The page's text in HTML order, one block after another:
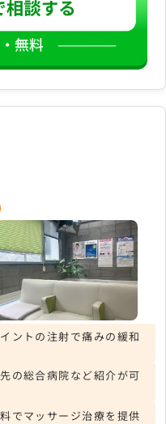
ントの注射で痛みの緩和
の総合病院など紹介が可
でマッサージ治療を提供